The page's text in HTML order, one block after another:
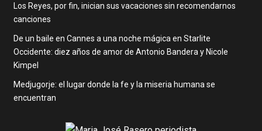
Los Reyes, por fin, inician sus vacaciones sin recomendarnos
canciones
De un baile en Cannes a una noche mágica en Starlite
Occidente: diez años de amor de Antonio Bandera y Nicole
Kimpel
Medjugorje: el lugar donde la fe y la miseria humana se
encuentran